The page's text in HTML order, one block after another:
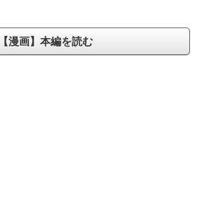
【漫画】本編を読む